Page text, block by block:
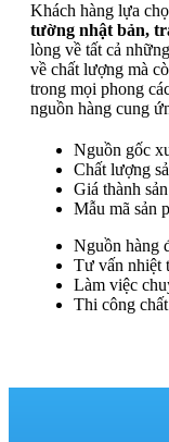
Khách hàng lựa
tường nhật bản,
lòng về tất cả
về chất lượng mà
trong mọi phong
nguồn hàng cung
Nguồn gốc
Chất lượng
Giá thành
Mẫu mã sản
Nguồn hàng
Tư vấn nhiệt
Làm việc
Thi công